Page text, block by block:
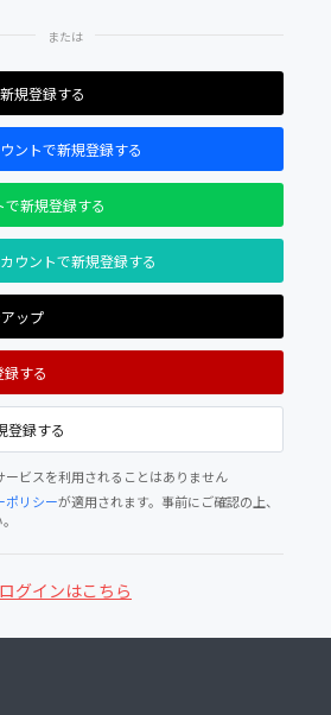
規登録する
ントで新規登録する
で新規登録する
ウントで新規登録する
ップ
する
登録する
ビスを利用されることはありません
ポリシーが適用されます。事前にご確認の上、
ログインはこちら